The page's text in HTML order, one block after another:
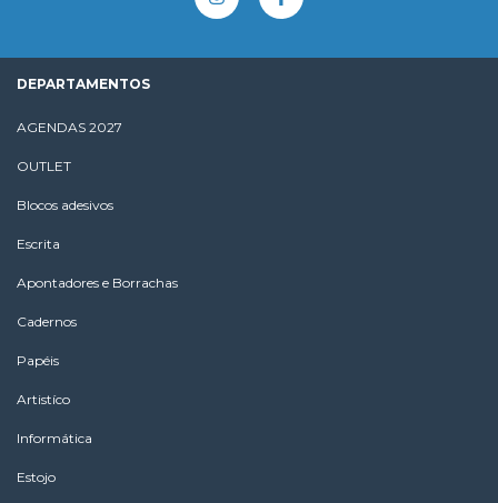
DEPARTAMENTOS
AGENDAS 2027
OUTLET
Blocos adesivos
Escrita
Apontadores e Borrachas
Cadernos
Papéis
Artistíco
Informática
Estojo